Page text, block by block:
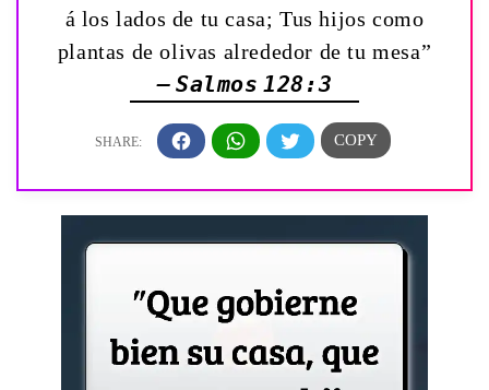
á los lados de tu casa; Tus hijos como
plantas de olivas alrededor de tu mesa”
— Salmos 128:3